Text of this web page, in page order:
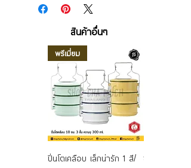
สินค้าอื่นๆ
พรีเมี่ยม
ปิ่นโตเคลือบ เล็กน่ารัก 1 สี/ ชามเคลือบ